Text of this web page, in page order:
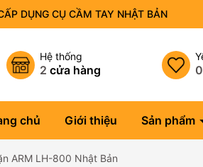
DỤNG CỤ CẦM TAY NHẬT BẢN
Hệ thống
2 cửa hàng 0
chủ Giới thiệu Sản phẩm
ARM LH-800 Nhật Bản